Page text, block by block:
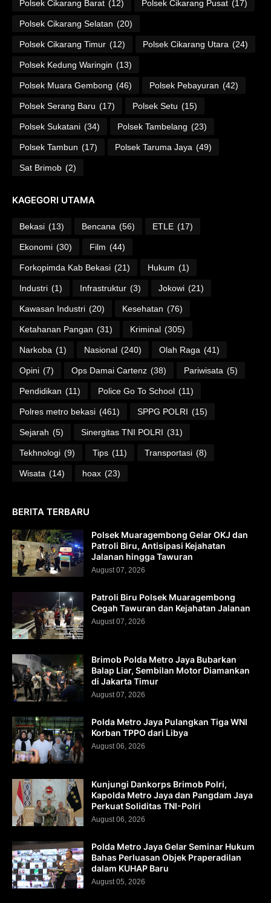
Polsek Cikarang Barat (12) Polsek Cikarang Pusat (17)
Polsek Cikarang Selatan (20)
Polsek Cikarang Timur (12) Polsek Cikarang Utara (24)
Polsek Kedung Waringin (13)
Polsek Muara Gembong (46) Polsek Pebayuran (42)
Polsek Serang Baru (17) Polsek Setu (15)
Polsek Sukatani (34) Polsek Tambelang (23)
Polsek Tambun (17) Polsek Taruma Jaya (49)
Sat Brimob (2)
KAGEGORI UTAMA
Bekasi (13) Bencana (56) ETLE (17)
Ekonomi (30) Film (44)
Forkopimda Kab Bekasi (21) Hukum (1)
Industri (1) Infrastruktur (3) Jokowi (21)
Kawasan Industri (20) Kesehatan (76)
Ketahanan Pangan (31) Kriminal (305)
Narkoba (1) Nasional (240) Olah Raga (41)
Opini (7) Ops Damai Cartenz (38) Pariwisata (5)
Pendidikan (11) Police Go To School (11)
Polres metro bekasi (461) SPPG POLRI (15)
Sejarah (5) Sinergitas TNI POLRI (31)
Tekhnologi (9) Tips (11) Transportasi (8)
Wisata (14) hoax (23)
BERITA TERBARU
Polsek Muaragembong Gelar OKJ dan
Patroli Biru, Antisipasi Kejahatan
Jalanan hingga Tawuran
August 07, 2026
Patroli Biru Polsek Muaragembong
Cegah Tawuran dan Kejahatan Jalanan
August 07, 2026
Brimob Polda Metro Jaya Bubarkan
Balap Liar, Sembilan Motor Diamankan
di Jakarta Timur
August 07, 2026
Polda Metro Jaya Pulangkan Tiga WNI
Korban TPPO dari Libya
August 06, 2026
Kunjungi Dankorps Brimob Polri,
Kapolda Metro Jaya dan Pangdam Jaya
Perkuat Soliditas TNI-Polri
August 06, 2026
Polda Metro Jaya Gelar Seminar Hukum
Bahas Perluasan Objek Praperadilan
dalam KUHAP Baru
August 05, 2026